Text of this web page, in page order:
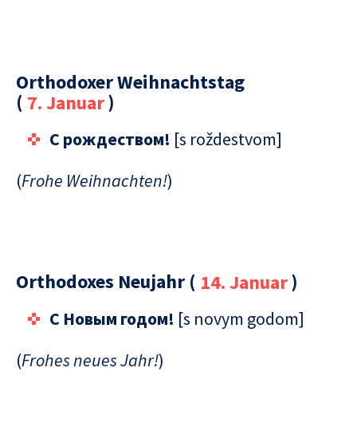
Orthodoxer Weihnachtstag
( 7. Januar)
С рождеством! [s roždestvom]
(Frohe Weihnachten!)
Orthodoxes Neujahr ( 14. Januar)
C Новым годом! [s novym godom]
(Frohes neues Jahr!)